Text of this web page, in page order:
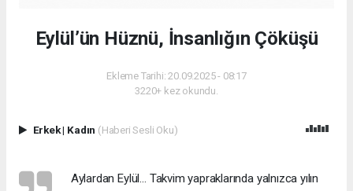
Eylül’ün Hüznü, İnsanlığın Çöküşü
Ekleme Tarihi: 20.09.2025 - 08:17
3220+ kez okundu.
Erkek| Kadın (Haberi Sesli Oku)
Aylardan Eylül… Takvim yapraklarında yalnızca yılın